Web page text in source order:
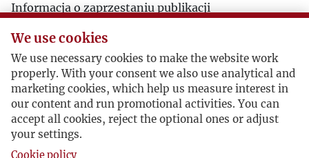
Informacja o zaprzestaniu publikacji
1980 r. (s. 98-99).
Józef Lubański (jako Josef Lubanski) wydał dwie
książki swego autorstwa: "Cara, a dog" i "Vive la
Pologne".
Jest pochowany na cmentarzu katolickim w Sutter
Creek w Kalifornii.
We use cookies
We use necessary cookies to make the website work
properly. With your consent we also use analytical and
marketing cookies, which help us measure interest in
our content and run promotional activities. You can
accept all cookies, reject the optional ones or adjust
your settings.
Cookie policy